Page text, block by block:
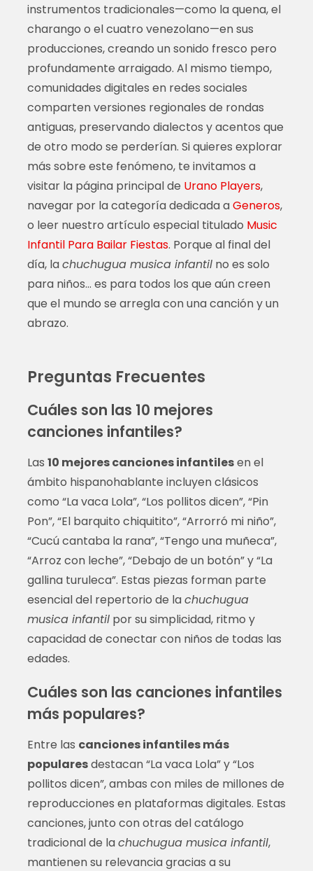
instrumentos tradicionales—como la quena, el
charango o el cuatro venezolano—en sus
producciones, creando un sonido fresco pero
profundamente arraigado. Al mismo tiempo,
comunidades digitales en redes sociales
comparten versiones regionales de rondas
antiguas, preservando dialectos y acentos que
de otro modo se perderían. Si quieres explorar
más sobre este fenómeno, te invitamos a
visitar la página principal de Urano Players,
navegar por la categoría dedicada aGeneros,
o leer nuestro artículo especial titulado Music
Infantil Para Bailar Fiestas. Porque al final del
día, lachuchugua musica infantilno es solo
para niños… es para todos los que aún creen
que el mundo se arregla con una canción y un
abrazo.
Preguntas Frecuentes
Cuáles son las 10 mejores
canciones infantiles?
Las 10 mejores canciones infantilesen el
ámbito hispanohablante incluyen clásicos
como “La vaca Lola”, “Los pollitos dicen”, “Pin
Pon”, “El barquito chiquitito”, “Arrorró mi niño”,
“Cucú cantaba la rana”, “Tengo una muñeca”,
“Arroz con leche”, “Debajo de un botón” y “La
gallina turuleca”. Estas piezas forman parte
esencial del repertorio de lachuchugua
musica infantilpor su simplicidad, ritmo y
capacidad de conectar con niños de todas las
edades.
Cuáles son las canciones infantiles
más populares?
Entre las canciones infantiles más
popularesdestacan “La vaca Lola” y “Los
pollitos dicen”, ambas con miles de millones de
reproducciones en plataformas digitales. Estas
canciones, junto con otras del catálogo
tradicional de lachuchugua musica infantil,
mantienen su relevancia gracias a su